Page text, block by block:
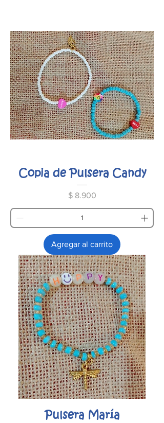
Copia de Pulsera Candy
Precio
$ 8.900
Agregar al carrito
Pulsera María